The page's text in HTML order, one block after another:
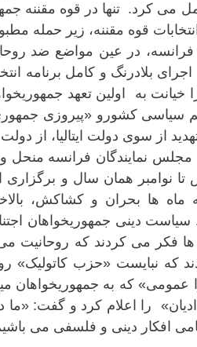
می کرد. تنها در قوه مقننه
قوه مقننه، زیر حمله
در عین مواضع ضد
بلادرنگ و کامل برنامه
خیانت به اولین تعهد
سیاسی کشورو «پیروزی
از سوی دولت ایتالیا، از
در گرفت. مجلس نمایندگان
نوامبر همان سال و برگزاری
ها بحران و کشاکش،
سیاست دینی جمهوریخواهان
فکر می کردند که روحانیت می
که نبایست «حزب کاتولیک»
عمومی» که به جمهوریخواهان
را اعلام کرد و گفت: «ما
افکار دینی و فلسفی می